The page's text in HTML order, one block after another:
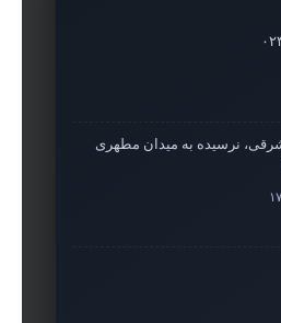
نرسیده به میدان مطهری